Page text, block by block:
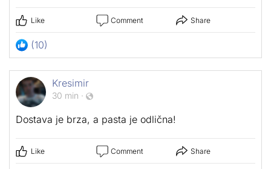
Like Comment Share
(10)
Kresimir
30 min ·
Dostava je brza, a pasta je odlična!
Like Comment Share